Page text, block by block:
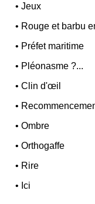
•Jeux
• Rouge et barbu
• Préfet maritime
• Pléonasme ?...
•Clin d'œil
•
•Ombre
•Orthogaffe
• Rire
• Ici